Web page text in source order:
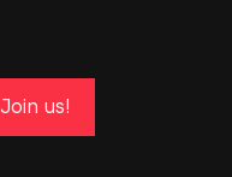
Join us!